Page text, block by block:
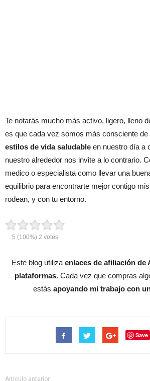
Te notarás mucho más activo, ligero, lleno
es que cada vez somos más consciente de
estilos de vida saludable en nuestro día a
nuestro alrededor nos invite a lo contrario.
medico o especialista como llevar una
equilibrio para encontrarte mejor contigo
rodean, y con tu entorno.
5 (100%) 2 votes
Este blog utiliza enlaces de afiliación de
plataformas. Cada vez que compras
estás apoyando mi trabajo con
Save
Artículo anterior